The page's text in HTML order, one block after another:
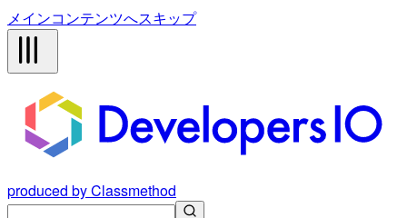
メインコンテンツへスキップ
produced by Classmethod